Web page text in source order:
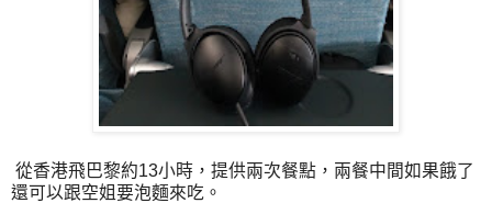
從香港飛巴黎約13小時，提供兩次餐點，兩餐中間如果餓了
還可以跟空姐要泡麵來吃。